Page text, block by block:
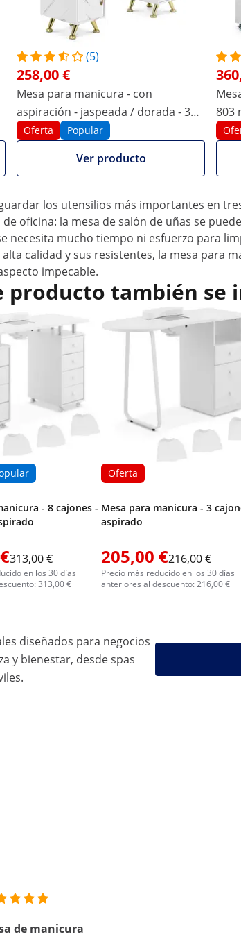
(5)
258,00 €
Mesa para manicura - con
aspiración - jaspeada / dorada - 3
cajones - reposamanos
Oferta Popular
Ver producto
803 mm - blanco - 8 ruedas - con
estructura de hierro
o belleza con la mesa de manicura
bonita estructura de hierro soporta el
de trabajo. Un reposamanos garantiza la
y belleza al más alto nivel
y un marco de hierro dorado, la
los utensilios más importantes en
oficina: la mesa de salón de uñas se
necesita mucho tiempo ni esfuerzo para
calidad y sus resistentes, la mesa para
impecable.
producto también se
- 8 cajones -
313,00 €
en los 30 días
313,00 €
Oferta
Mesa para manicura - 3
aspirado
205,00 €216,00 €
Precio más reducido en los 30 días
anteriores al descuento: 216,00 €
diseñados para negocios
y bienestar, desde spas
de manicura